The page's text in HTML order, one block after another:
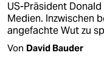
US-Präsident
Medien. Inzwischen
angefachte Wut zu
Von David Bauder